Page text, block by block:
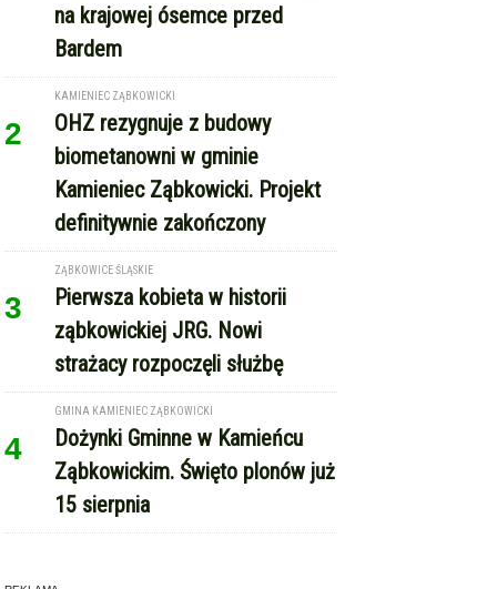
na krajowej ósemce przed
Bardem
2
KAMIENIEC ZĄBKOWICKI
OHZ rezygnuje z budowy
biometanowni w gminie
Kamieniec Ząbkowicki. Projekt
definitywnie zakończony
3
ZĄBKOWICE ŚLĄSKIE
Pierwsza kobieta w historii
ząbkowickiej JRG. Nowi
strażacy rozpoczęli służbę
4
GMINA KAMIENIEC ZĄBKOWICKI
Dożynki Gminne w Kamieńcu
Ząbkowickim. Święto plonów już
15 sierpnia